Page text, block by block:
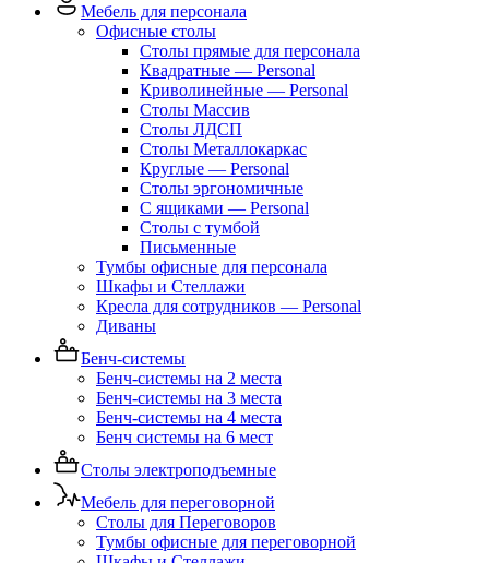
Мебель для персонала
Офисные столы
Столы прямые для персонала
Квадратные — Personal
Криволинейные — Personal
Столы Массив
Столы ЛДСП
Столы Металлокаркас
Круглые — Personal
Столы эргономичные
С ящиками — Personal
Столы с тумбой
Письменные
Тумбы офисные для персонала
Шкафы и Стеллажи
Кресла для сотрудников — Personal
Диваны
Бенч-системы
Бенч-системы на 2 места
Бенч-системы на 3 места
Бенч-системы на 4 места
Бенч системы на 6 мест
Столы электроподъемные
Мебель для переговорной
Столы для Переговоров
Тумбы офисные для переговорной